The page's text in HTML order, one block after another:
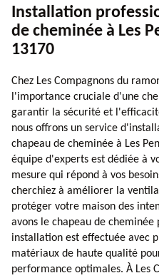
Installation
de cheminée à Les
13170
Chez Les Compagnons du
l'importance cruciale d'une
garantir la sécurité et
nous offrons un service
chapeau de cheminée à Les
équipe d'experts est dédiée à
mesure qui répond à vos
cherchiez à améliorer la
protéger votre maison des
avons le chapeau de
installation est effectuée avec
matériaux de haute qualité
performance optimales. À Les